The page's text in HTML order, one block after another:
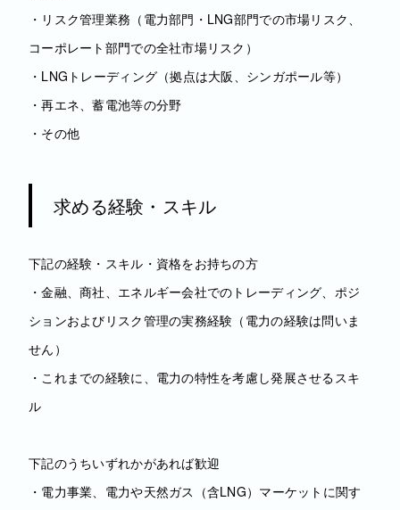
・リスク管理業務（電力部門・LNG部門での市場リスク、
コーポレート部門での全社市場リスク）
・LNGトレーディング（拠点は大阪、シンガポール等）
・再エネ、蓄電池等の分野
・その他
求める経験・スキル
下記の経験・スキル・資格をお持ちの方
・金融、商社、エネルギー会社でのトレーディング、ポジ
ションおよびリスク管理の実務経験（電力の経験は問いま
せん）
・これまでの経験に、電力の特性を考慮し発展させるスキ
ル
下記のうちいずれかがあれば歓迎
・電力事業、電力や天然ガス（含LNG）マーケットに関す